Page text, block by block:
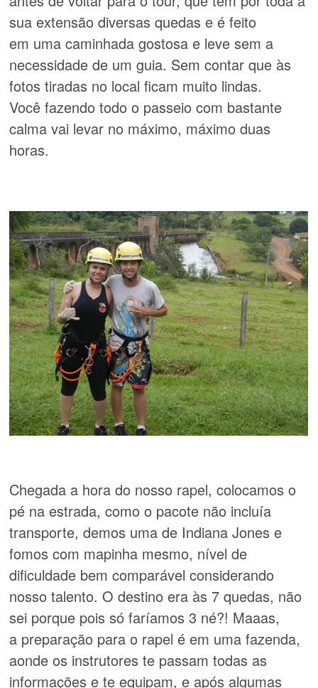
sua extensão diversas quedas e é feito
em uma caminhada gostosa e leve sem a
necessidade de um guia. Sem contar que às
fotos tiradas no local ficam muito lindas.
Você fazendo todo o passeio com bastante
calma vai levar no máximo, máximo duas
horas.
Chegada a hora do nosso rapel, colocamos o
pé na estrada, como o pacote não incluía
transporte, demos uma de Indiana Jones e
fomos com mapinha mesmo, nível de
dificuldade bem comparável considerando
nosso talento. O destino era às 7 quedas, não
sei porque pois só faríamos 3 né?! Maaas,
a preparação para o rapel é em uma fazenda,
aonde os instrutores te passam todas as
informações e te equipam, e após algumas